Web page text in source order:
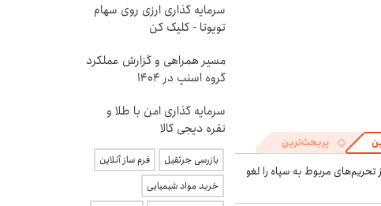
پربحث‌ترین
تحریم‌های مربوط به سپاه را لغو
سرمایه گذاری ارزی روی سهام
تویوتا - کلیک کن
مسیر همراهی و گزارش عملکرد
گروه اسنپ در ۱۴۰۴
سرمایه گذاری امن با طلا و
نقره دیجی کالا
بازرسی جرثقیل
فرم ساز آنلاین
خرید مواد شیمیایی